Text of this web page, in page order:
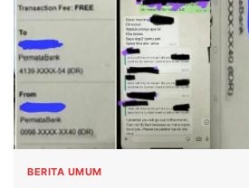
BERITA UMUM